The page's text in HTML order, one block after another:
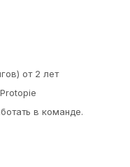
от 2 лет
в команде.